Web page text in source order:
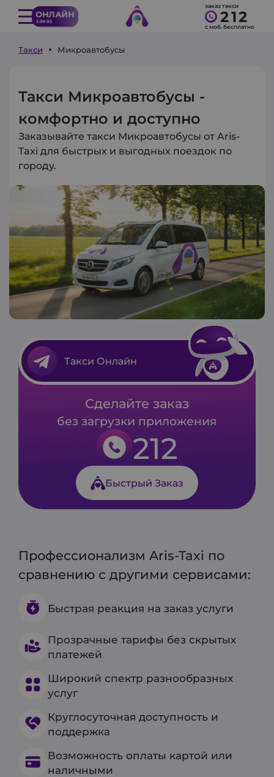
ОНЛАЙН
заказ
заказ такси
212
с моб. бесплатно
Такси Микроавтобусы
Такси Микроавтобусы -
комфортно и доступно
Заказывайте такси Микроавтобусы от Aris-
Taxi для быстрых и выгодных поездок по
городу.
Сделайте заказ
без загрузки приложения
212
Быстрый Заказ
Такси Онлайн
Профессионализм Aris-Taxi по
сравнению с другими сервисами:
Быстрая реакция на заказ услуги
Прозрачные тарифы без скрытых
платежей
Широкий спектр разнообразных
услуг
Круглосуточная доступность и
поддержка
Возможность оплаты картой или
наличными